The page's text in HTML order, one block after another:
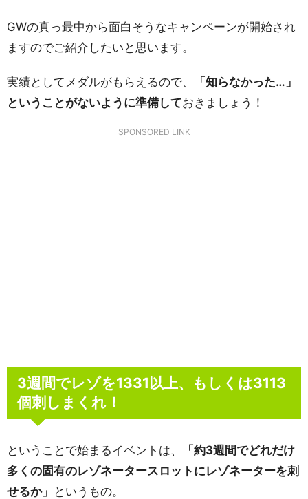
GWの真っ最中から面白そうなキャンペーンが開始され
ますのでご紹介したいと思います。
実績としてメダルがもらえるので、
「知らなかった…」
ということがないように準備しておきましょう！
SPONSORED LINK
3週間でレゾを1331以上、もしくは3113
個刺しまくれ！
ということで始まるイベントは、
「約3週間でどれだけ
多くの固有のレゾネータースロットにレゾネーターを刺
せるか」 というもの。